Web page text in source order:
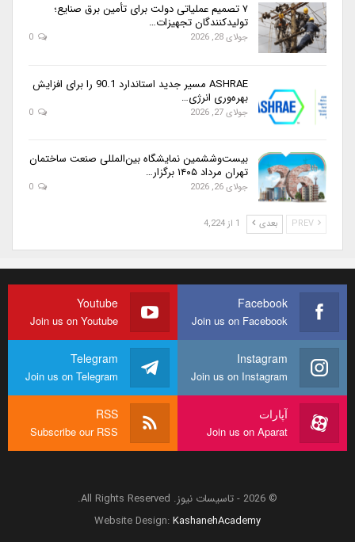
۷ تصمیم عملیاتی دولت برای تأمین برق صنایع؛
تولیدکنندگان تجهیزات…
جولای 28, 2026
ASHRAE مسیر جدید استاندارد 90.1 را برای افزایش
بهره‌وری انرژی…
جولای 27, 2026
بیست‌وششمین نمایشگاه بین‌المللی صنعت ساختمان
تهران مرداد ۱۴۰۵ برگزار…
جولای 26, 2026
بعدی 1 از 4,224
Facebook
Join us on Facebook
Youtube
Join us on Youtube
Instagram
Join us on Instagram
Telegram
Join us on Telegram
آپارات
Join us on Aparat
RSS
Subscribe our RSS
© 2026 - تاسیسات نیوز. All Rights Reserved.
Website Design:KashanehAcademy